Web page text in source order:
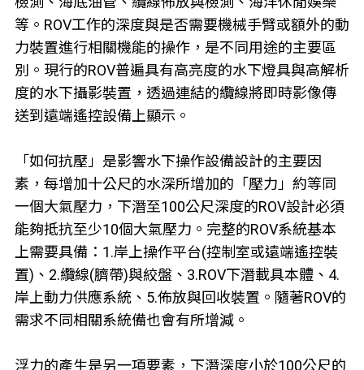
等。ROV工作的深度與是否需要機械手臂或額外的動
力裝置進行相關機能的操作，是不同用途的主要區
別。現行的ROV普遍具有高亮度的水下燈具與高解析
度的水下攝影裝置，透過連結的纜線將即時影像傳
送到遠端遙控設備上顯示。
「如何抗壓」是影響水下操作設備設計的主要因
素，每增加十公尺的水深所增加的「壓力」約等同
一個大氣壓力，下潛至100公尺深度的ROV設計必須
能夠抵抗至少10個大氣壓力。完整的ROV系統基本
上需要具備：1.岸上操作平台(控制室或遠端遙控裝
置)、2.纜線(臍帶)與絞盤、3.ROV下潛載具本體、4.
岸上動力供應系統、5.佈放與回收裝置。隨著ROV的
需求不同相關系統備也會有所增減。
浮力的產生是另一項要素，下潛深度小於100公尺的